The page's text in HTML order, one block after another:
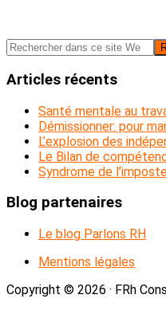
Barre
latérale
Rechercher
ce
Web
Articles récents
Santé mentale au
Démissionner: pour
L’explosion des
Le Bilan de
Syndrome de
Blog partenaires
Le blog Parlons RH
Mentions légales
Copyright © 2026 · FRh